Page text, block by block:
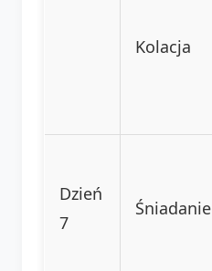
Kolacja
Dzień
7
Śniadanie